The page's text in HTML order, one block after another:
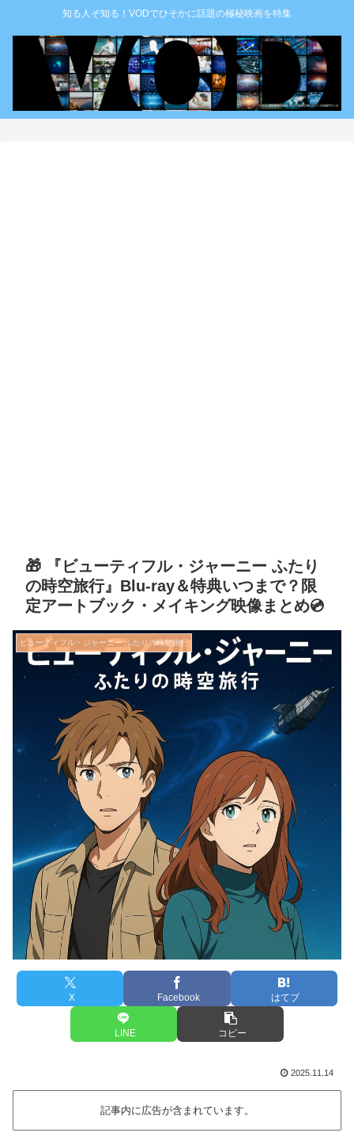
知る人ぞ知る！VODでひそかに話題の極秘映画を特集
🎁 『ビューティフル・ジャーニー ふたり
の時空旅行』Blu-ray＆特典いつまで？限
定アートブック・メイキング映像まとめ💿
ビューティフル・ジャーニー ふたりの時空旅行
X Facebook はてブ
LINE コピー
2025.11.14
記事内に広告が含まれています。